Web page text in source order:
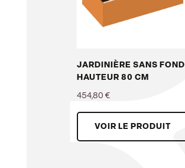
JARDINIÈRE SANS FOND
HAUTEUR 80 CM
Prix
454,80 €
VOIR LE PRODUIT